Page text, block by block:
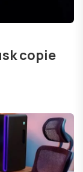
copie